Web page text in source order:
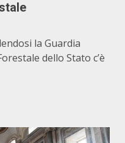
la Guardia
dello Stato c’è